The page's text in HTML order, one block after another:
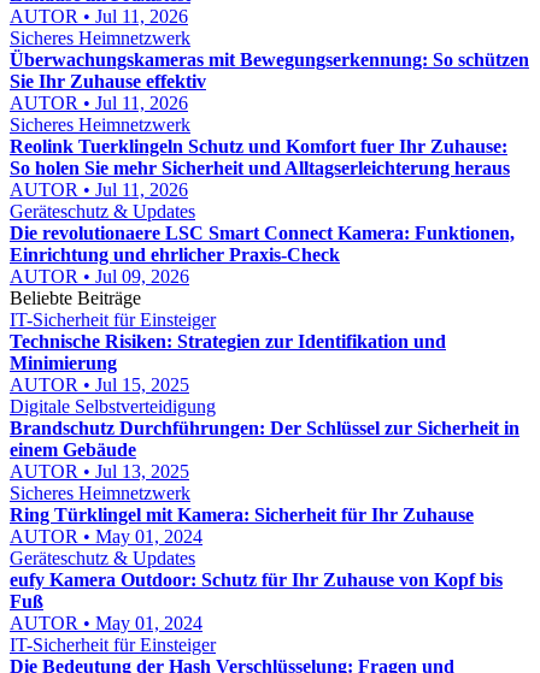
AUTOR • Jul 11, 2026
Sicheres Heimnetzwerk
Überwachungskameras mit Bewegungserkennung: So schützen
Sie Ihr Zuhause effektiv
AUTOR • Jul 11, 2026
Sicheres Heimnetzwerk
Reolink Tuerklingeln Schutz und Komfort fuer Ihr Zuhause:
So holen Sie mehr Sicherheit und Alltagserleichterung heraus
AUTOR • Jul 11, 2026
Geräteschutz & Updates
Die revolutionaere LSC Smart Connect Kamera: Funktionen,
Einrichtung und ehrlicher Praxis-Check
AUTOR • Jul 09, 2026
Beliebte Beiträge
IT-Sicherheit für Einsteiger
Technische Risiken: Strategien zur Identifikation und
Minimierung
AUTOR • Jul 15, 2025
Digitale Selbstverteidigung
Brandschutz Durchführungen: Der Schlüssel zur Sicherheit in
einem Gebäude
AUTOR • Jul 13, 2025
Sicheres Heimnetzwerk
Ring Türklingel mit Kamera: Sicherheit für Ihr Zuhause
AUTOR • May 01, 2024
Geräteschutz & Updates
eufy Kamera Outdoor: Schutz für Ihr Zuhause von Kopf bis
Fuß
AUTOR • May 01, 2024
IT-Sicherheit für Einsteiger
Die Bedeutung der Hash Verschlüsselung: Fragen und